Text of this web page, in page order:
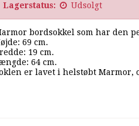
Lagerstatus: Udsolgt
bordsokkel som har den
69 cm.
19 cm.
64 cm.
er lavet i helstøbt Marmor,